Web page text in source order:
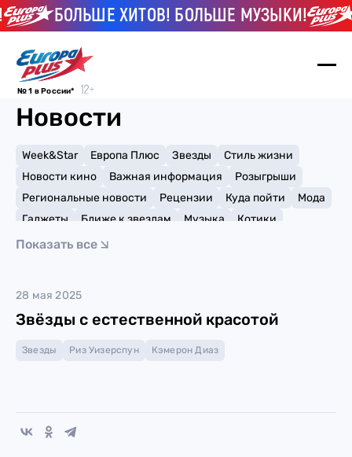
БОЛЬШЕ ХИТОВ! БОЛЬШЕ МУЗЫКИ!
№ 1 в России*
Новости
Week&Star Европа Плюс Звезды
Стиль жизни
Новости кино
Важная информация
Розыгрыши
Региональные новости
Рецензии Куда пойти
Мода
Гаджеты
Ближе к звездам Музыка
Котики
Мемы и тренды
Показать все
28 мая 2025
Звёзды с естественной красотой
Звезды Риз Уизерспун Кэмерон Диаз